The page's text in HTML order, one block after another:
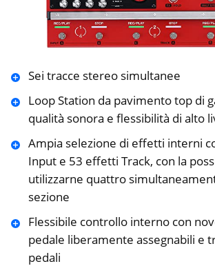
Sei tracce stereo simultanee
Loop Station da pavimento top di
qualità sonora e flessibilità di alto
Ampia selezione di effetti interni
Input e 53 effetti Track, con la
utilizzarne quattro
sezione
Flessibile controllo interno con
pedale liberamente assegnabili e
pedali